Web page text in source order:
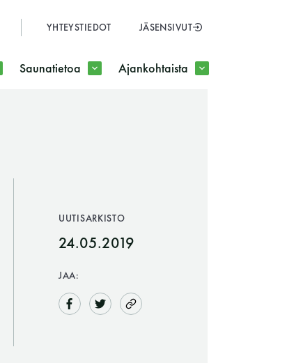
SULJE
YHTEYSTIEDOT JÄSENSIVUT
Saunatietoa Ajankohtaista
UUTISARKISTO
24.05.2019
JAA: